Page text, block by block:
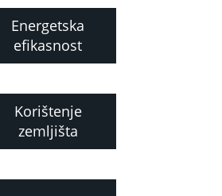
Energetska
efikasnost
Korištenje
zemljišta